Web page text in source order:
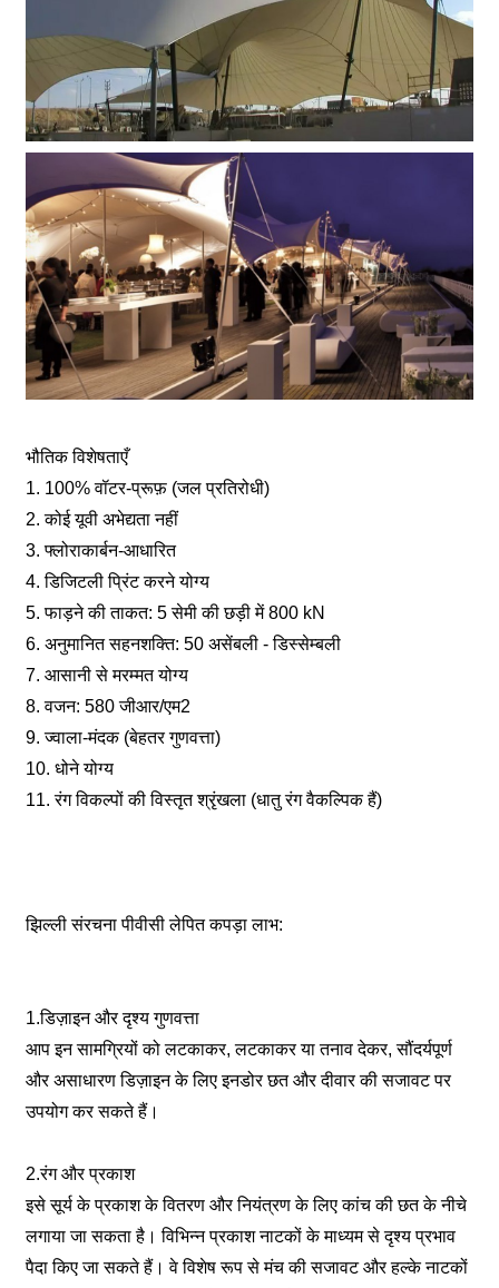
भौतिक विशेषताएँ
1. 100% वॉटर-प्रूफ़ (जल प्रतिरोधी)
2. कोई यूवी अभेद्यता नहीं
3. फ्लोराकार्बन-आधारित
4. डिजिटली प्रिंट करने योग्य
5. फाड़ने की ताकत: 5 सेमी की छड़ी में 800 kN
6. अनुमानित सहनशक्ति: 50 असेंबली - डिस्सेम्बली
7. आसानी से मरम्मत योग्य
8. वजन: 580 जीआर/एम2
9. ज्वाला-मंदक (बेहतर गुणवत्ता)
10. धोने योग्य
11. रंग विकल्पों की विस्तृत श्रृंखला (धातु रंग वैकल्पिक हैं)
झिल्ली संरचना पीवीसी लेपित कपड़ा लाभ:
1.डिज़ाइन और दृश्य गुणवत्ता
आप इन सामग्रियों को लटकाकर, लटकाकर या तनाव देकर, सौंदर्यपूर्ण
और असाधारण डिज़ाइन के लिए इनडोर छत और दीवार की सजावट पर
उपयोग कर सकते हैं।
2.रंग और प्रकाश
इसे सूर्य के प्रकाश के वितरण और नियंत्रण के लिए कांच की छत के नीचे
लगाया जा सकता है। विभिन्न प्रकाश नाटकों के माध्यम से दृश्य प्रभाव
पैदा किए जा सकते हैं। वे विशेष रूप से मंच की सजावट और हल्के नाटकों